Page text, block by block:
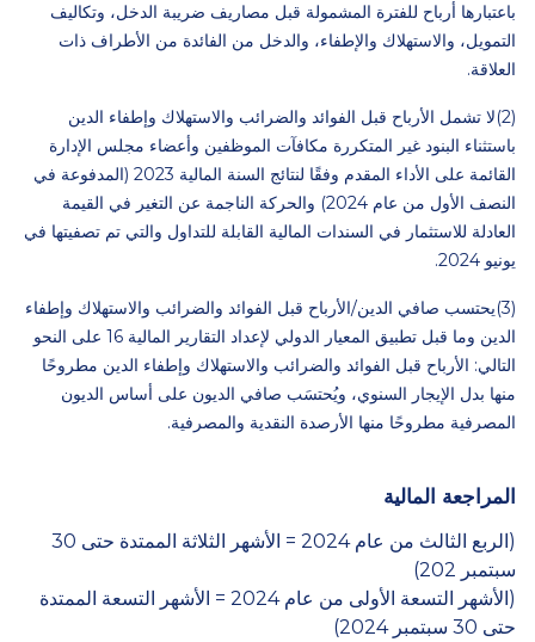
باعتبارها أرباح للفترة المشمولة قبل مصاريف ضريبة الدخل، وتكاليف
التمويل، والاستهلاك والإطفاء، والدخل من الفائدة من الأطراف ذات
العلاقة.
(2)لا تشمل الأرباح قبل الفوائد والضرائب والاستهلاك وإطفاء الدين
باستثناء البنود غير المتكررة مكافآت الموظفين وأعضاء مجلس الإدارة
القائمة على الأداء المقدم وفقًا لنتائج السنة المالية 2023 (المدفوعة في
النصف الأول من عام 2024) والحركة الناجمة عن التغير في القيمة
العادلة للاستثمار في السندات المالية القابلة للتداول والتي تم تصفيتها في
يونيو 2024.
(3)يحتسب صافي الدين/الأرباح قبل الفوائد والضرائب والاستهلاك وإطفاء
الدين وما قبل تطبيق المعيار الدولي لإعداد التقارير المالية 16 على النحو
التالي: الأرباح قبل الفوائد والضرائب والاستهلاك وإطفاء الدين مطروحًا
منها بدل الإيجار السنوي، ويُحتسَب صافي الديون على أساس الديون
المصرفية مطروحًا منها الأرصدة النقدية والمصرفية.
المراجعة المالية
(الربع الثالث من عام 2024 = الأشهر الثلاثة الممتدة حتى 30
سبتمبر 202)
(الأشهر التسعة الأولى من عام 2024 = الأشهر التسعة الممتدة
حتى 30 سبتمبر 2024)